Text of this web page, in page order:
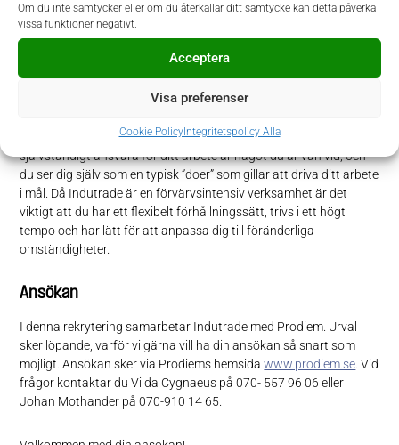
Om du inte samtycker eller om du återkallar ditt samtycke kan detta påverka
vissa funktioner negativt.
Acceptera
Visa preferenser
Cookie PolicyIntegritetspolicy Alla
Du som person
För att lyckas i rollen ser vi att du är en person med god känsla
för detaljer samt besitter förmågan att arbeta noggrant,
strukturerat och med hög kvalitet. Vidare är du en person som
kring olika frågor som uppkommer i verksamheten. Att
självständigt ansvara för ditt arbete är något du är van vid, och
du ser dig själv som en typisk ”doer” som gillar att driva ditt arbete
i mål. Då Indutrade är en förvärvsintensiv verksamhet är det
viktigt att du har ett flexibelt förhållningssätt, trivs i ett högt
tempo och har lätt för att anpassa dig till föränderliga
omständigheter.
Ansökan
I denna rekrytering samarbetar Indutrade med Prodiem. Urval
sker löpande, varför vi gärna vill ha din ansökan så snart som
möjligt. Ansökan sker via Prodiems hemsidawww.prodiem.se . Vid
frågor kontaktar du Vilda Cygnaeus på 070- 557 96 06 eller
Johan Mothander på 070-910 14 65.